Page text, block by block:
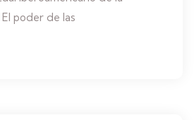
poder de las